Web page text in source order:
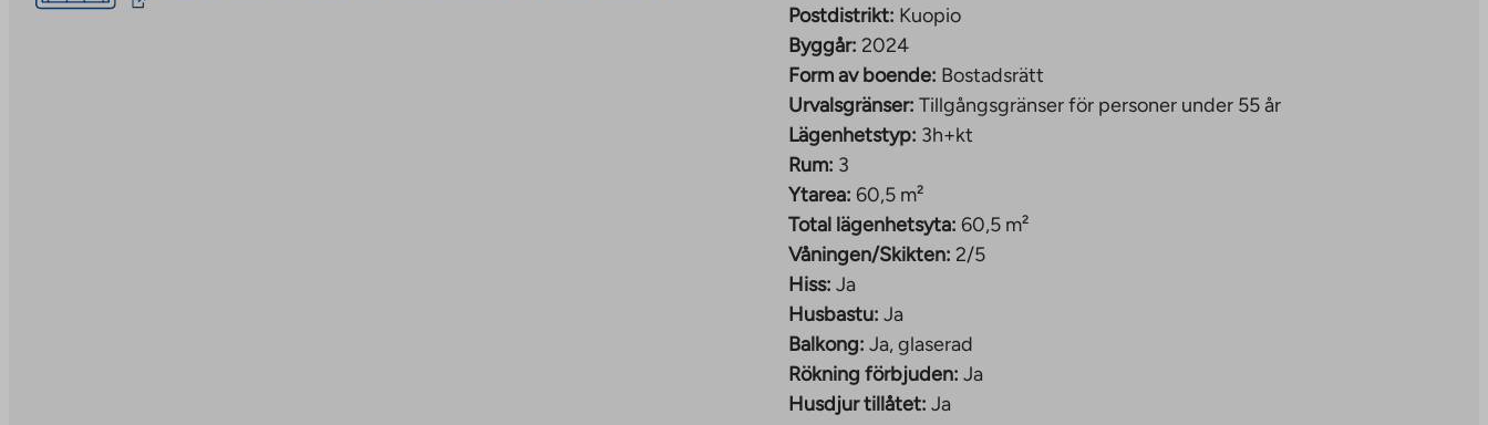
Postdistrikt: Kuopio
Byggår: 2024
Form av boende: Bostadsrätt
Urvalsgränser: Tillgångsgränser för personer under 55 år
Lägenhetstyp: 3h+kt
Rum: 3
Ytarea: 60,5 m²
Total lägenhetsyta: 60,5 m²
Våningen/Skikten: 2/5
Hiss: Ja
Husbastu: Ja
Balkong: Ja, glaserad
Rökning förbjuden: Ja
Husdjur tillåtet: Ja